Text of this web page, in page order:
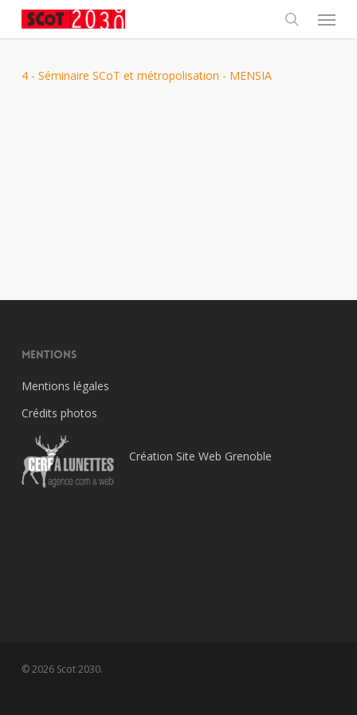
main
content search
Menu
4 - Séminaire SCoT et métropolisation - MENSIA
Mentions
Mentions légales
Crédits photos
Création Site Web Grenoble
© 2026 Scot 2030.